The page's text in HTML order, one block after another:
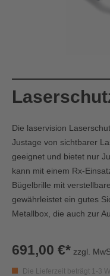
Die laservision
Justage von sichtbarer
geeignet und bietet nur
kann mit einem Rx-
Bügelbrille mit
gewährleistet ein gutes
Metallbox, die auch zur
691,00 €* zzgl.
Die Lieferzeit beträgt 1-3